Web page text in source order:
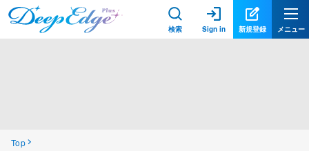
検索 Sign in 新規登録 メニュー
Top